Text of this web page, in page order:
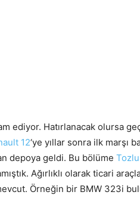
ediyor. Hatırlanacak olursa
12‘ye yıllar sonra ilk marşı
depoya geldi. Bu bölüme
Ağırlıklı olarak ticari
Örneğin bir BMW 323i